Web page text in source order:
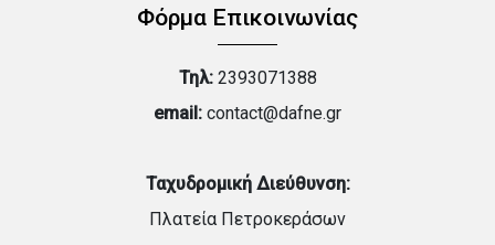
Φόρμα Επικοινωνίας
Τηλ:2393071388
email: contact@dafne.gr
Ταχυδρομική Διεύθυνση:
Πλατεία Πετροκεράσων